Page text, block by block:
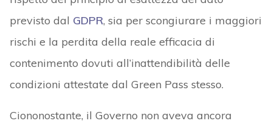
previsto dal GDPR, sia per scongiurare i maggiori
rischi e la perdita della reale efficacia di
contenimento dovuti all’inattendibilità delle
condizioni attestate dal Green Pass stesso.
Ciononostante, il Governo non aveva ancora